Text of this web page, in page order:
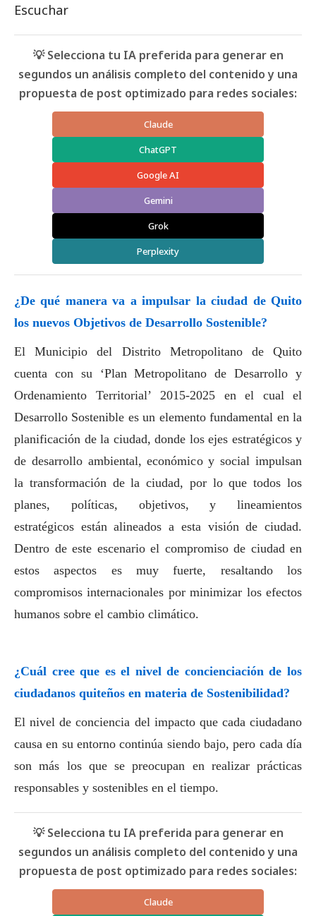
Escuchar
💡 Selecciona tu IA preferida para generar en
segundos un análisis completo del contenido y una
propuesta de post optimizado para redes sociales:
Claude
ChatGPT
Google AI
Gemini
Grok
Perplexity
¿De qué manera va a impulsar la ciudad de Quito
los nuevos Objetivos de Desarrollo Sostenible?
El Municipio del Distrito Metropolitano de Quito
cuenta con su ‘Plan Metropolitano de Desarrollo y
Ordenamiento Territorial’ 2015-2025 en el cual el
Desarrollo Sostenible es un elemento fundamental en la
planificación de la ciudad, donde los ejes estratégicos y
de desarrollo ambiental, económico ysocial impulsan
la transformación de la ciudad, por lo que todos los
planes, políticas, objetivos, y lineamientos
estratégicos están alineados a esta visión de ciudad.
Dentro de este escenario el compromiso de ciudad en
estos aspectos es muy fuerte, resaltando los
compromisos internacionales por minimizar los efectos
humanos sobre el cambio climático.
¿Cuál cree que es el nivel de concienciación de los
ciudadanos quiteños en materia de Sostenibilidad?
El nivel de conciencia del impacto que cada ciudadano
causa en su entorno continúa siendo bajo, pero cada día
son más los que se preocupan en realizar prácticas
responsables y sostenibles en el tiempo.
💡 Selecciona tu IA preferida para generar en
segundos un análisis completo del contenido y una
propuesta de post optimizado para redes sociales:
Claude